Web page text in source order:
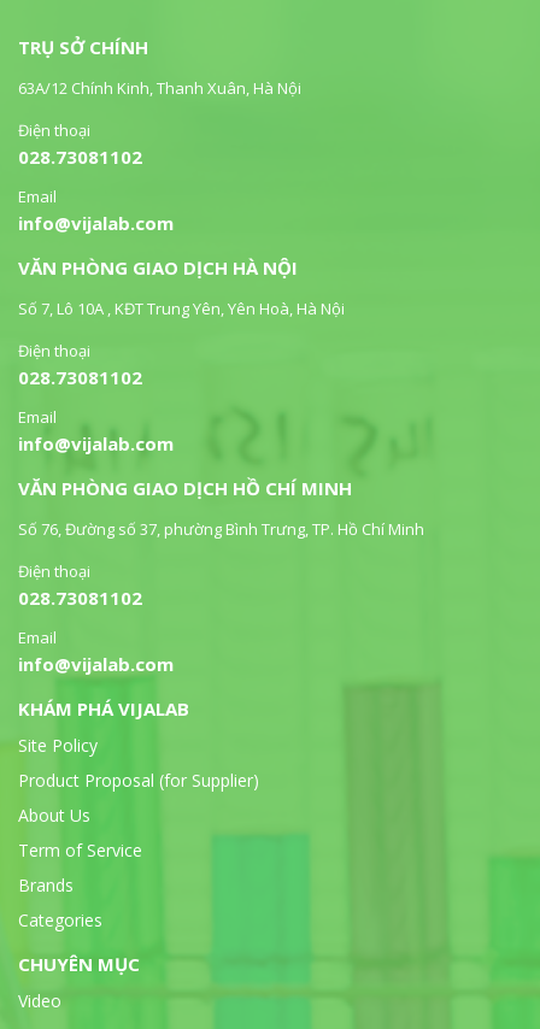
TRỤ SỞ CHÍNH
63A/12 Chính Kinh, Thanh Xuân, Hà Nội
Điện thoại
028.73081102
Email
info@vijalab.com
VĂN PHÒNG GIAO DỊCH HÀ NỘI
Số 7, Lô 10A , KĐT Trung Yên, Yên Hoà, Hà Nội
Điện thoại
028.73081102
Email
info@vijalab.com
VĂN PHÒNG GIAO DỊCH HỒ CHÍ MINH
Số 76, Đường số 37, phường Bình Trưng, TP. Hồ Chí Minh
Điện thoại
028.73081102
Email
info@vijalab.com
KHÁM PHÁ VIJALAB
Site Policy
Product Proposal (for Supplier)
About Us
Term of Service
Brands
Categories
CHUYÊN MỤC
Video